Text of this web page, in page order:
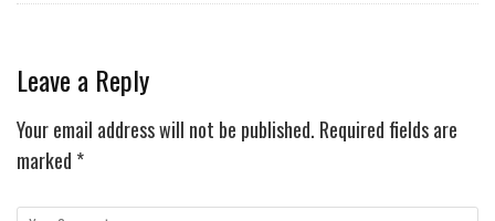
Leave a Reply
Your email address will not be published. Required fields are
marked *